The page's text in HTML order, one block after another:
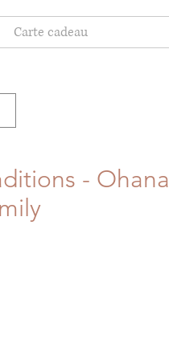
Carte cadeau
- Ohana